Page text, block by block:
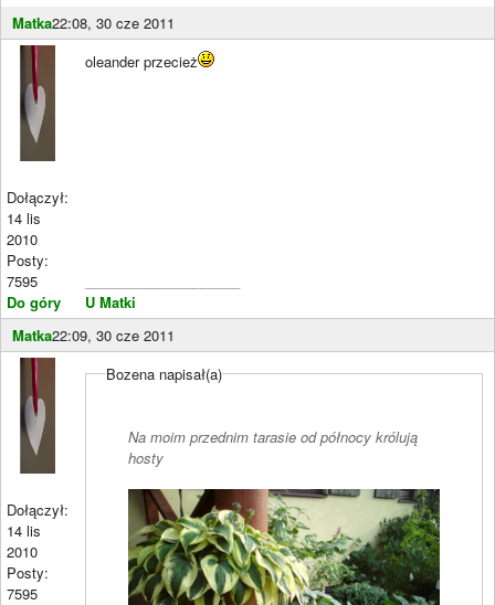
Matka22:08, 30 cze 2011
Dołączył:
14 lis
2010
Posty:
7595
Do góry
oleander przecież
U Matki
Matka22:09, 30 cze 2011
Dołączył:
14 lis
2010
Posty:
7595
Bozena napisał(a)
Na moim przednim tarasie od północy królują
hosty